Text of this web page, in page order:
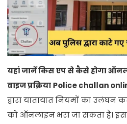
यहां जानें किस एप से कैसे होगा
वाइज प्रक्रिया Police challan
द्वारा यातायात नियमों का
को ऑनलाइन भरा जा सकता है।